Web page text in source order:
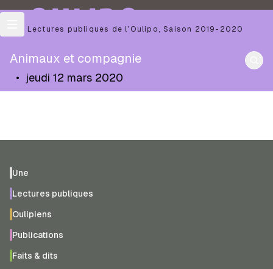
OULIPO
Les Lectures publiques de l’Oulipo ,Saison 2019-2020
Animaux et compagnie
• jeudi 12 mars 2020
Une
Lectures publiques
Oulipiens
Publications
Faits & dits